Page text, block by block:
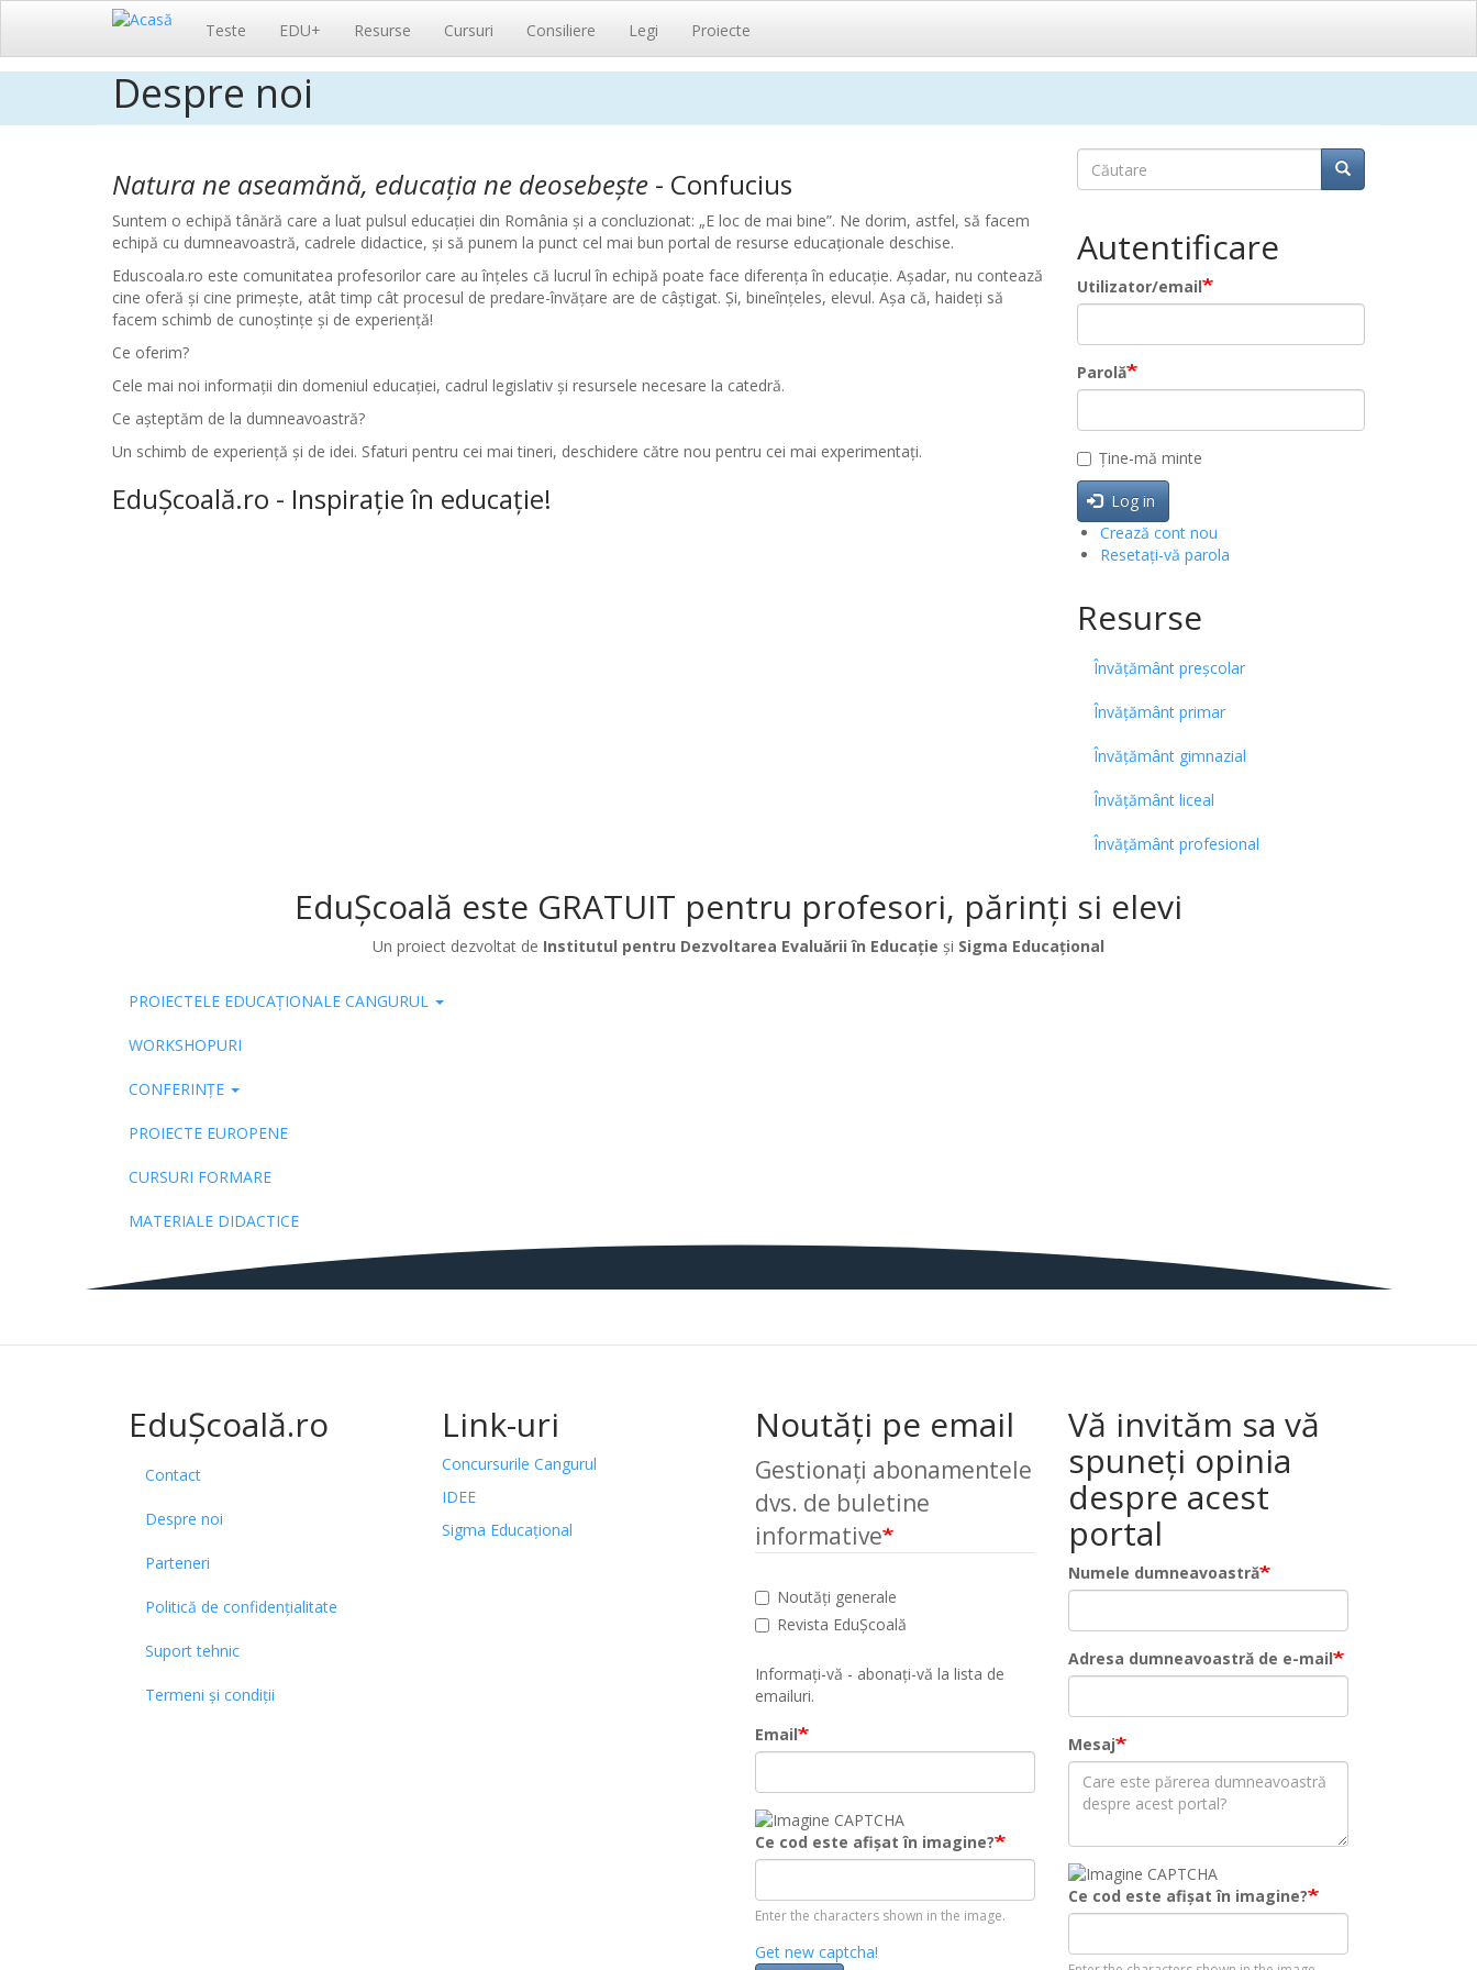
conținutul
Navigare
principală
Teste EDU+ Resurse Cursuri Consiliere Legi Proiecte
Despre noi
Natura ne aseamănă, educația ne deosebește - Confucius
Suntem o echipă tânără care a luat pulsul educației din România și a concluzionat: „E loc de mai bine”. Ne dorim, astfel, să facem
echipă cu dumneavoastră, cadrele didactice, și să punem la punct cel mai bun portal de resurse educaționale deschise.
Eduscoala.ro este comunitatea profesorilor care au înțeles că lucrul în echipă poate face diferența în educație. Așadar, nu contează
cine oferă și cine primește, atât timp cât procesul de predare-învățare are de câștigat. Și, bineînțeles, elevul. Așa că, haideți să
facem schimb de cunoștințe și de experiență!
Ce oferim?
Cele mai noi informații din domeniul educației, cadrul legislativ și resursele necesare la catedră.
Ce așteptăm de la dumneavoastră?
Un schimb de experiență și de idei. Sfaturi pentru cei mai tineri, deschidere către nou pentru cei mai experimentați.
EduȘcoală.ro - Inspirație în educație!
Căutare
Căutare Căutare
Autentificare
Utilizator/email
Parolă
Ține-mă minte
Log in
Crează cont nou
Resetați-vă parola
Resurse
Învățământ preșcolar
Învățământ primar
Învățământ gimnazial
Învățământ liceal
Învățământ profesional
EduȘcoală este GRATUIT pentru profesori, părinți si elevi
Un proiect dezvoltat de Institutul pentru Dezvoltarea Evaluării în Educație și Sigma Educațional
Pub
PROIECTELE EDUCAȚIONALE CANGURUL
WORKSHOPURI
CONFERINȚE
PROIECTE EUROPENE
CURSURI FORMARE
MATERIALE DIDACTICE
EduȘcoală.ro
Contact
Despre noi
Parteneri
Politică de confidențialitate
Suport tehnic
Termeni și condiții
Link-uri
Concursurile Cangurul
IDEE
Sigma Educațional
Noutăți pe email
Gestionați abonamentele
dvs. de buletine
informative
Noutăți generale
Revista EduȘcoală
Informați-vă - abonați-vă la lista de
emailuri.
Email
Ce cod este afișat în imagine?
Enter the characters shown in the image.
Get new captcha!
Vă invităm sa vă
spuneți opinia
despre acest
portal
Numele dumneavoastră
Adresa dumneavoastră de e-mail
Mesaj
Ce cod este afișat în imagine?